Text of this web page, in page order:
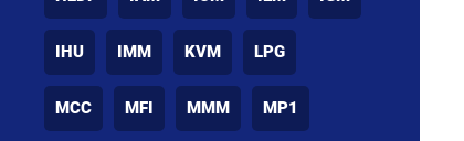
IHU IMM KVM LPG
MCC MFI MMM MP1